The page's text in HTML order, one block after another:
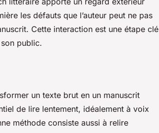
les défauts que l’auteur peut ne pas
Cette interaction est une étape clé
public.
un texte brut en un manuscrit
de lire lentement, idéalement à voix
méthode consiste aussi à relire